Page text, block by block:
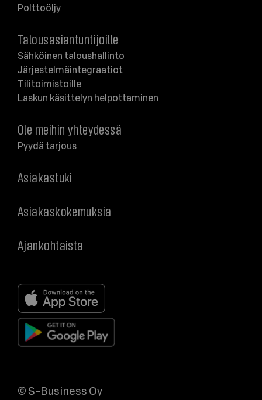
Polttoöljy
Talousasiantuntijoille
Sähköinen taloushallinto
Järjestelmäintegraatiot
Tilitoimistoille
Laskun käsittelyn helpottaminen
Ole meihin yhteydessä
Pyydä tarjous
Asiakastuki
Asiakaskokemuksia
Ajankohtaista
© S-Business Oy